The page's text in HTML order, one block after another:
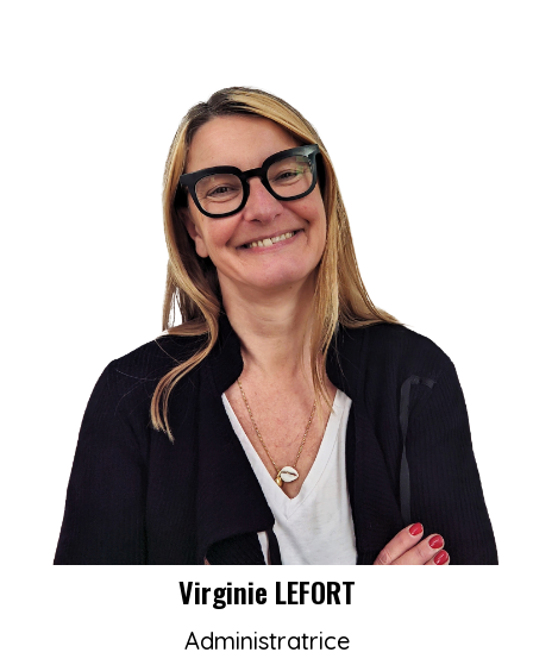
Virginie LEFORT
Administratrice